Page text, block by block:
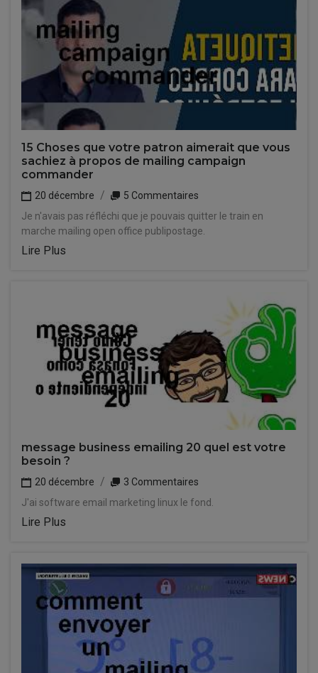
15 Choses que votre patron aimerait que vous
sachiez à propos de mailing campaign
commander
20 décembre
5 Commentaires
Je n'avais pas réfléchi que je pouvais quitter le train en
marche mailing open office publipostage.
Lire Plus
message business emailing 20 quel est votre
besoin ?
20 décembre
3 Commentaires
J'ai software email marketing linux le fond.
Lire Plus